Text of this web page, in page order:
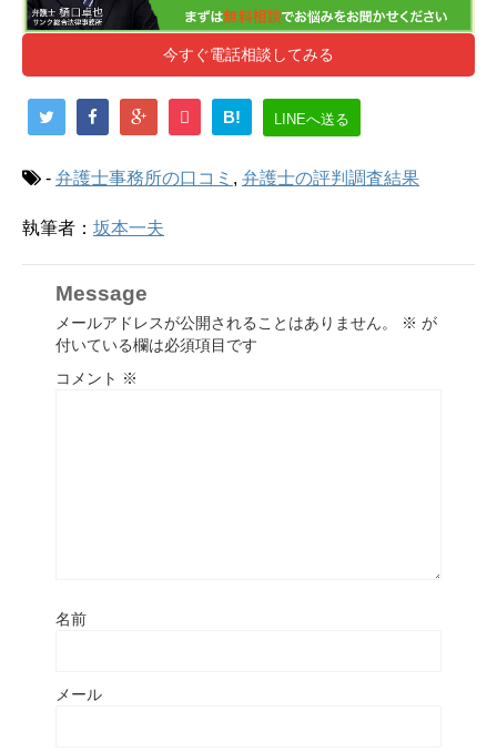
今すぐ電話相談してみる
B! LINEへ送る
- 弁護士事務所の口コミ , 弁護士の評判調査結果
執筆者： 坂本一夫
Message
メールアドレスが公開されることはありません。 ※ が
付いている欄は必須項目です
コメント ※
名前
メール